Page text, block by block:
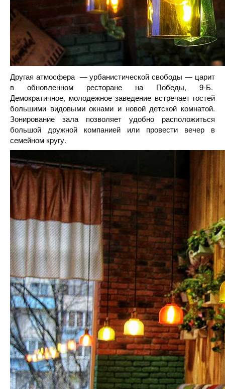
Другая атмосфера — урбанистической свободы — царит
в обновленном ресторане на Победы, 9-Б.
Демократичное, молодежное заведение встречает гостей
большими видовыми окнами и новой детской комнатой.
Зонирование зала позволяет удобно расположиться
большой дружной компанией или провести вечер в
семейном кругу.